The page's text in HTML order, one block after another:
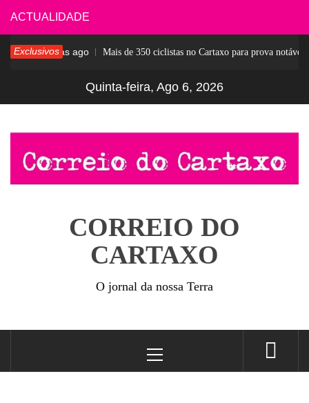
Skip
to
content
ACTUALIDADE
Exclusivos4 dias ago Mais de 350 ciclistas no Cartaxo para prova notável
Quinta-feira, Ago 6, 2026
CORREIO DO
CARTAXO
O jornal da nossa Terra
Menu